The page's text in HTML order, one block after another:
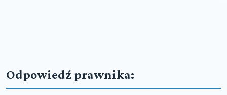
Odpowiedź prawnika: